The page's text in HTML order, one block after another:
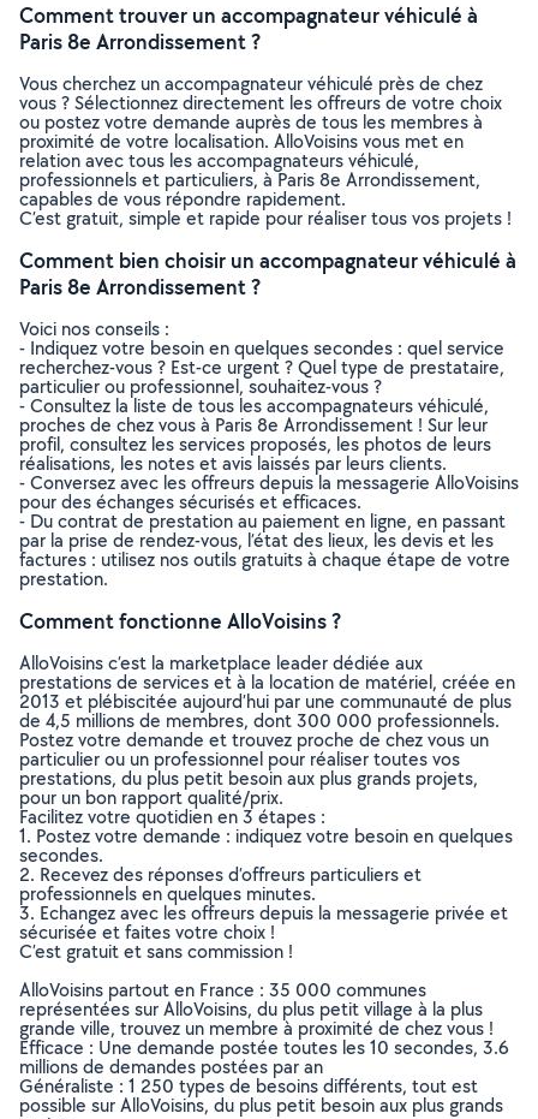
Comment trouver un accompagnateur véhiculé à
Paris 8e Arrondissement ?
Vous cherchez un accompagnateur véhiculé près de chez
vous ? Sélectionnez directement les offreurs de votre choix
ou postez votre demande auprès de tous les membres à
proximité de votre localisation. AlloVoisins vous met en
relation avec tous les accompagnateurs véhiculé,
professionnels et particuliers, à Paris 8e Arrondissement,
capables de vous répondre rapidement.
C’est gratuit, simple et rapide pour réaliser tous vos projets !
Comment bien choisir un accompagnateur véhiculé à
Paris 8e Arrondissement ?
Voici nos conseils :
- Indiquez votre besoin en quelques secondes : quel service
recherchez-vous ? Est-ce urgent ? Quel type de prestataire,
particulier ou professionnel, souhaitez-vous ?
- Consultez la liste de tous les accompagnateurs véhiculé,
proches de chez vous à Paris 8e Arrondissement ! Sur leur
profil, consultez les services proposés, les photos de leurs
réalisations, les notes et avis laissés par leurs clients.
- Conversez avec les offreurs depuis la messagerie AlloVoisins
pour des échanges sécurisés et efficaces.
- Du contrat de prestation au paiement en ligne, en passant
par la prise de rendez-vous, l’état des lieux, les devis et les
factures : utilisez nos outils gratuits à chaque étape de votre
prestation.
Comment fonctionne AlloVoisins ?
AlloVoisins c’est la marketplace leader dédiée aux
prestations de services et à la location de matériel, créée en
2013 et plébiscitée aujourd’hui par une communauté de plus
de 4,5 millions de membres, dont 300 000 professionnels.
Postez votre demande et trouvez proche de chez vous un
particulier ou un professionnel pour réaliser toutes vos
prestations, du plus petit besoin aux plus grands projets,
pour un bon rapport qualité/prix.
Facilitez votre quotidien en 3 étapes :
1. Postez votre demande : indiquez votre besoin en quelques
secondes.
2. Recevez des réponses d’offreurs particuliers et
professionnels en quelques minutes.
3. Echangez avec les offreurs depuis la messagerie privée et
sécurisée et faites votre choix !
C’est gratuit et sans commission !
AlloVoisins partout en France : 35 000 communes
représentées sur AlloVoisins, du plus petit village à la plus
grande ville, trouvez un membre à proximité de chez vous !
Efficace : Une demande postée toutes les 10 secondes, 3.6
millions de demandes postées par an
Généraliste : 1 250 types de besoins différents, tout est
possible sur AlloVoisins, du plus petit besoin aux plus grands